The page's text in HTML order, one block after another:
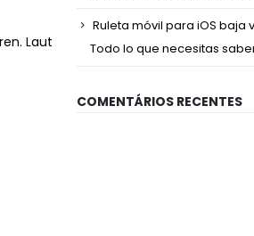
Laut
Ruleta móvil para iOS baja
Todo lo que necesitas
COMENTÁRIOS RECENTES